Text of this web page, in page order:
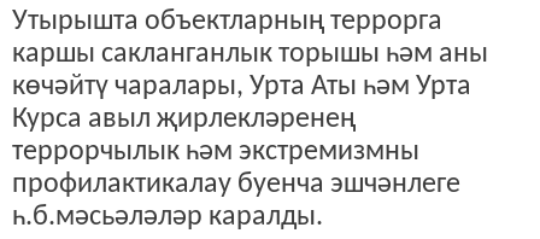
Утырышта объектларның террорга
каршы сакланганлык торышы һәм аны
көчәйтү чаралары, Урта Аты һәм Урта
Курса авыл җирлекләренең
террорчылык һәм экстремизмны
профилактикалау буенча эшчәнлеге
һ.б.мәсьәләләр каралды.